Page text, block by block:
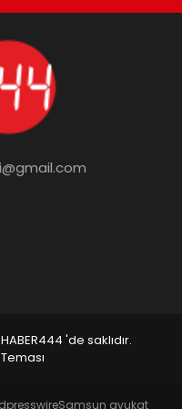
'de saklıdır.
Samsun avukat